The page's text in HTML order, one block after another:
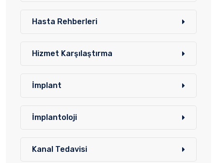
Hasta Rehberleri
Hizmet Karşılaştırma
İmplant
İmplantoloji
Kanal Tedavisi